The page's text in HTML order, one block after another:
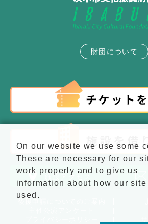
財団について
施設アクセス
On our website we use some
These are necessary for our
work properly and to give us
information about how our site
used.